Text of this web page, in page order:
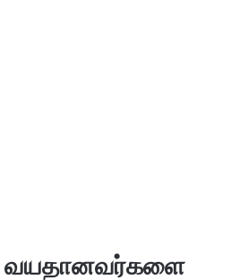
வயதானவர்களை